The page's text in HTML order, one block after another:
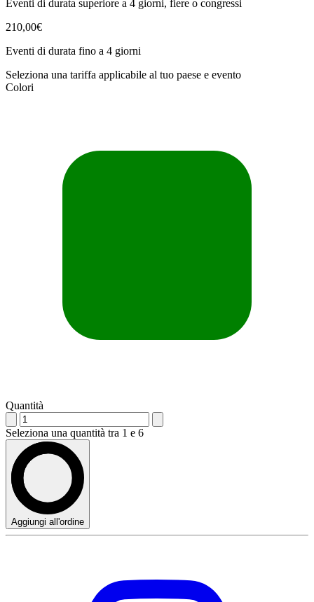
Eventi di durata superiore a 4 giorni, fiere o congressi
210,00€
Eventi di durata fino a 4 giorni
Seleziona una tariffa applicabile al tuo paese e evento
Colori
Quantità
Seleziona una quantità tra 1 e 6
Aggiungi all'ordine